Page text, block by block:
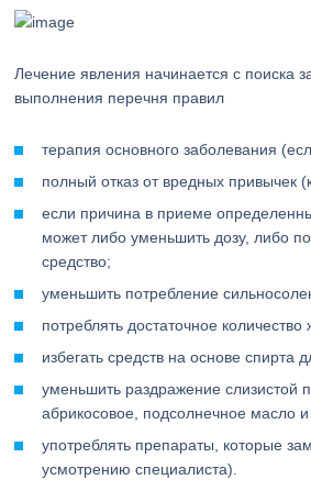
Лечение явления начинается с поиcка
выполнения перечня правил
терапия основного заболевания
полный отказ от вредных привычек
если причина в приеме
может либо уменьшить дозу, либо
средство;
уменьшить потребление
потреблять достаточное количество
избегать средств на основе спирта
уменьшить раздражение слизистой
абрикосовое, подсолнечное масло
употреблять препараты, которые
усмотрению специалиста).